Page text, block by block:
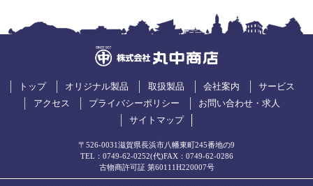
トップ オリジナル製品 取扱製品 会社案内
サービス
アクセス
プライバシーポリシー
お問い合わせ・求人
サイトマップ
〒526-0031滋賀県長浜市八幡東町245番地の9
TEL： 0749-62-0252(代)FAX：0749-62-0286
古物商許可証 第60111H220007号